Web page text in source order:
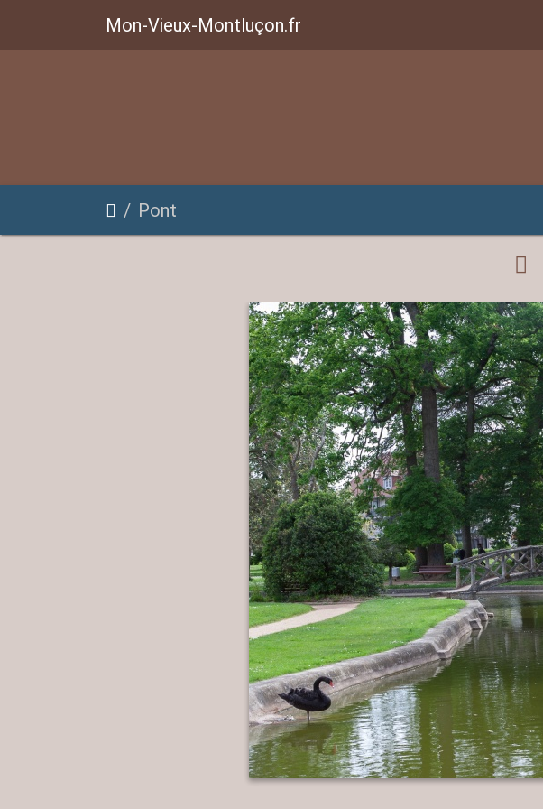
Mon-Vieux-Montluçon.fr
Pont